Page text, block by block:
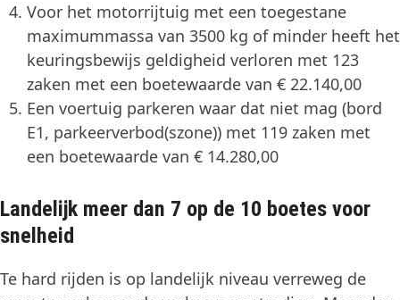
Voor het motorrijtuig met een toegestane
maximummassa van 3500 kg of minder heeft het
keuringsbewijs geldigheid verloren met 123
zaken met een boetewaarde van € 22.140,00
Een voertuig parkeren waar dat niet mag (bord
E1, parkeerverbod(szone)) met 119 zaken met
een boetewaarde van € 14.280,00
Landelijk meer dan 7 op de 10 boetes voor
snelheid
Te hard rijden is op landelijk niveau verreweg de